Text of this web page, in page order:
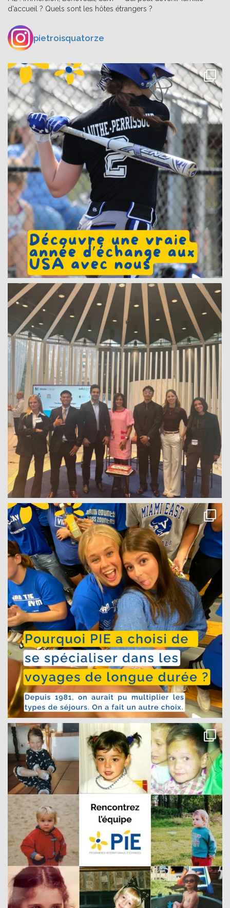
d'accueil ? Quels sont les hôtes étrangers ?
pietroisquatorze